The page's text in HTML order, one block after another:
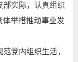
部实际，认真组织
体举措推动事业发
党内组织生活，